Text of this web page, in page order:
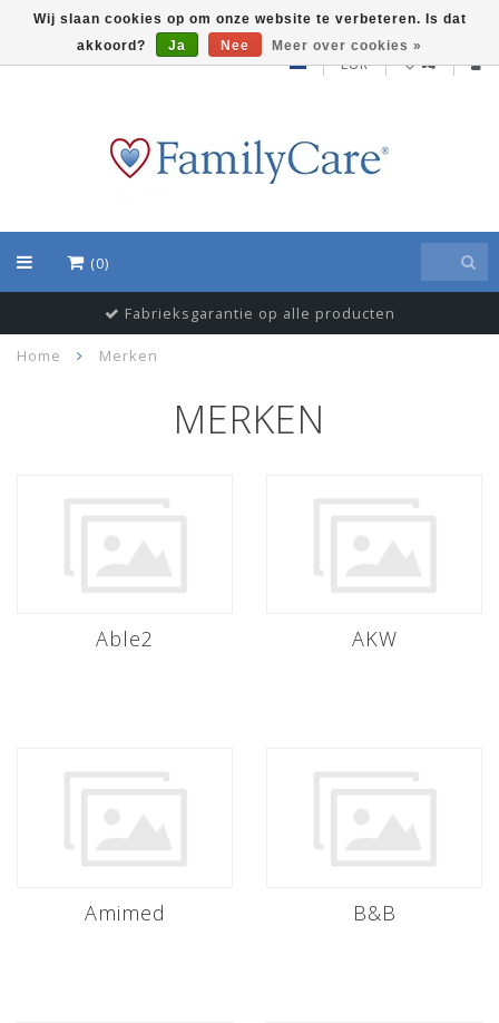
EUR
(0)
Fabrieksgarantie op alle producten
Home Merken
MERKEN
Able2 AKW
Amimed B&B
Wij slaan cookies op om onze website te verbeteren. Is dat
akkoord?
Ja Nee Meer over cookies »